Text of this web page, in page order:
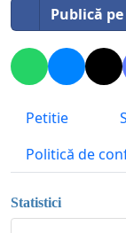
Publică
Petitie
Politică de
Statistici